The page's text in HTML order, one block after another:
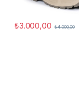
₺3.000,00 ₺4.000,00